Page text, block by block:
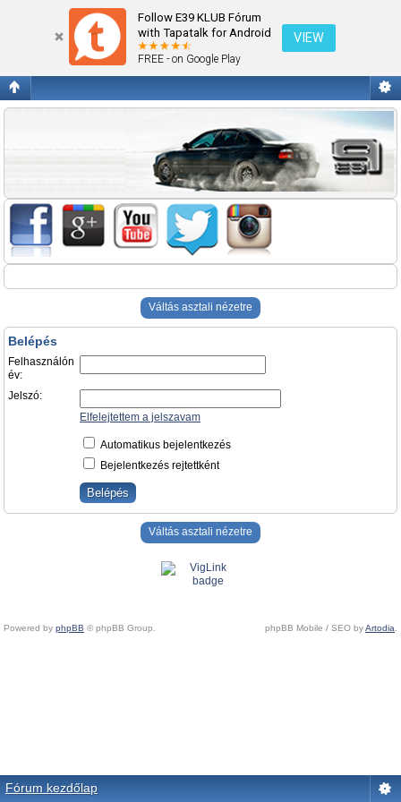
Follow E39 KLUB Fórum
with Tapatalk for Android
FREE - on Google Play
VIEW
Belépés
Váltás asztali nézetre
Belépés
Felhasználón
év:
Jelszó:
Elfelejtettem a jelszavam
Automatikus bejelentkezés
Bejelentkezés rejtettként
Váltás asztali nézetre
Powered by phpBB © phpBB Group. phpBB Mobile / SEO byArtodia.
Fórum kezdőlap